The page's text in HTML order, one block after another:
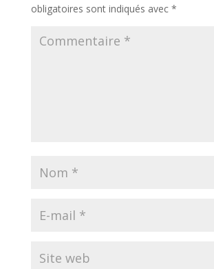
obligatoires sont indiqués avec *